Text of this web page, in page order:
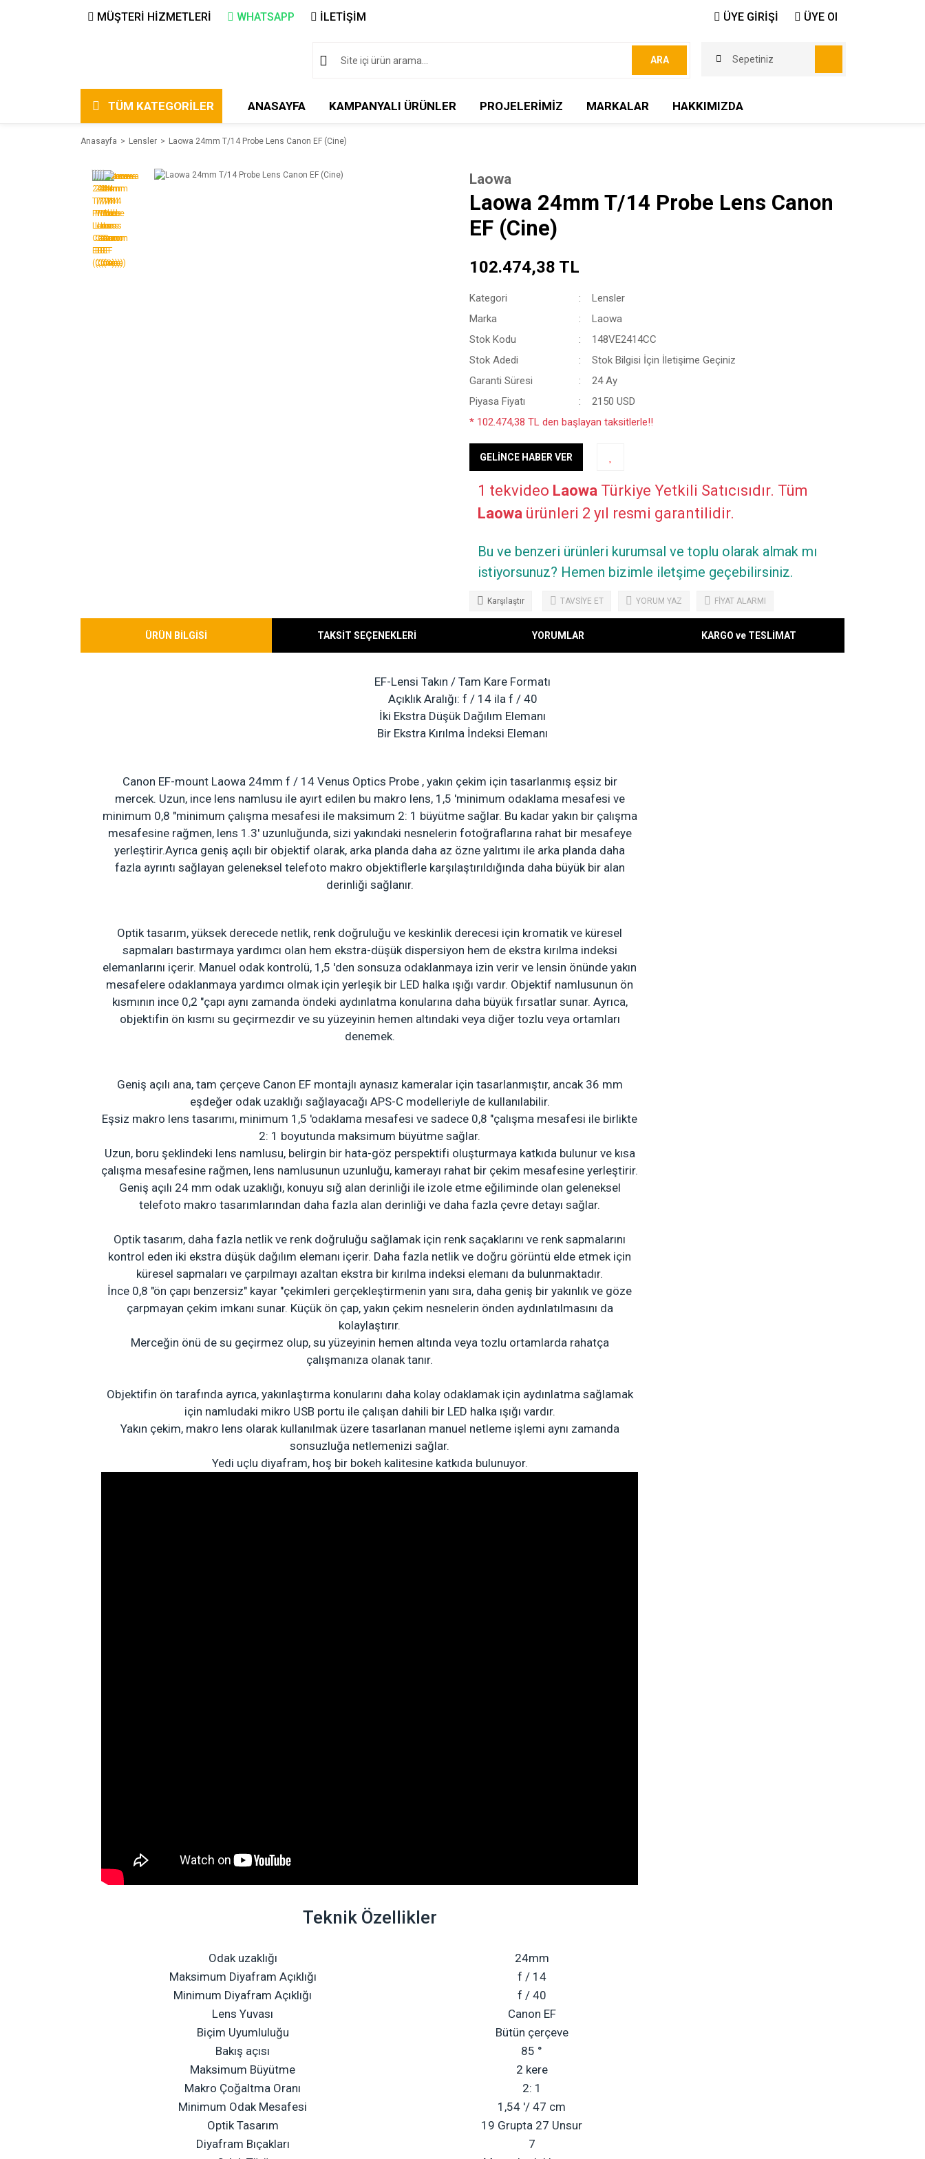
MÜŞTERİ HİZMETLERİ WHATSAPP İLETİŞİM ÜYE GİRİŞİ ÜYE Ol
ARA Sepetiniz
TÜM KATEGORİLER ANASAYFA KAMPANYALI ÜRÜNLER PROJELERİMİZ MARKALAR HAKKIMIZDA
Anasayfa Lensler Laowa 24mm T/14 Probe Lens Canon EF (Cine)
Laowa
Laowa 24mm T/14 Probe Lens Canon
EF (Cine)
102.474,38 TL
Kategori
Lensler
Marka
Laowa
Stok Kodu
148VE2414CC
Stok Adedi
Stok Bilgisi İçin İletişime Geçiniz
Garanti Süresi
24 Ay
Piyasa Fiyatı
2150 USD
* 102.474,38 TL den başlayan taksitlerle!!
GELİNCE HABER VER
1 tekvideo Laowa Türkiye Yetkili Satıcısıdır. Tüm
Laowa ürünleri 2 yıl resmi garantilidir.
Bu ve benzeri ürünleri kurumsal ve toplu olarak almak mı
istiyorsunuz? Hemen bizimle iletşime geçebilirsiniz.
Karşılaştır TAVSİYE ET YORUM YAZ FİYAT ALARMI
ÜRÜN BİLGİSİ TAKSİT SEÇENEKLERİ YORUMLAR KARGO ve TESLİMAT
EF-Lensi Takın / Tam Kare Formatı
Açıklık Aralığı: f / 14 ila f / 40
İki Ekstra Düşük Dağılım Elemanı
Bir Ekstra Kırılma İndeksi Elemanı
Canon EF-mount Laowa 24mm f / 14 Venus Optics Probe, yakın çekim için tasarlanmış eşsiz bir
mercek. Uzun, ince lens namlusu ile ayırt edilen bu makro lens, 1,5 'minimum odaklama mesafesi ve
minimum 0,8 "minimum çalışma mesafesi ile maksimum 2: 1 büyütme sağlar. Bu kadar yakın bir çalışma
mesafesine rağmen, lens 1.3' uzunluğunda, sizi yakındaki nesnelerin fotoğraflarına rahat bir mesafeye
yerleştirir.Ayrıca geniş açılı bir objektif olarak, arka planda daha az özne yalıtımı ile arka planda daha
fazla ayrıntı sağlayan geleneksel telefoto makro objektiflerle karşılaştırıldığında daha büyük bir alan
derinliği sağlanır.
Optik tasarım, yüksek derecede netlik, renk doğruluğu ve keskinlik derecesi için kromatik ve küresel
sapmaları bastırmaya yardımcı olan hem ekstra-düşük dispersiyon hem de ekstra kırılma indeksi
elemanlarını içerir. Manuel odak kontrolü, 1,5 'den sonsuza odaklanmaya izin verir ve lensin önünde yakın
mesafelere odaklanmaya yardımcı olmak için yerleşik bir LED halka ışığı vardır. Objektif namlusunun ön
kısmının ince 0,2 "çapı aynı zamanda öndeki aydınlatma konularına daha büyük fırsatlar sunar. Ayrıca,
objektifin ön kısmı su geçirmezdir ve su yüzeyinin hemen altındaki veya diğer tozlu veya ortamları
denemek.
Geniş açılı ana, tam çerçeve Canon EF montajlı aynasız kameralar için tasarlanmıştır, ancak 36 mm
eşdeğer odak uzaklığı sağlayacağı APS-C modelleriyle de kullanılabilir.
Eşsiz makro lens tasarımı, minimum 1,5 'odaklama mesafesi ve sadece 0,8 "çalışma mesafesi ile birlikte
2: 1 boyutunda maksimum büyütme sağlar.
Uzun, boru şeklindeki lens namlusu, belirgin bir hata-göz perspektifi oluşturmaya katkıda bulunur ve kısa
çalışma mesafesine rağmen, lens namlusunun uzunluğu, kamerayı rahat bir çekim mesafesine yerleştirir.
Geniş açılı 24 mm odak uzaklığı, konuyu sığ alan derinliği ile izole etme eğiliminde olan geleneksel
telefoto makro tasarımlarından daha fazla alan derinliği ve daha fazla çevre detayı sağlar.
Optik tasarım, daha fazla netlik ve renk doğruluğu sağlamak için renk saçaklarını ve renk sapmalarını
kontrol eden iki ekstra düşük dağılım elemanı içerir. Daha fazla netlik ve doğru görüntü elde etmek için
küresel sapmaları ve çarpılmayı azaltan ekstra bir kırılma indeksi elemanı da bulunmaktadır.
İnce 0,8 "ön çapı benzersiz" kayar "çekimleri gerçekleştirmenin yanı sıra, daha geniş bir yakınlık ve göze
çarpmayan çekim imkanı sunar. Küçük ön çap, yakın çekim nesnelerin önden aydınlatılmasını da
kolaylaştırır.
Merceğin önü de su geçirmez olup, su yüzeyinin hemen altında veya tozlu ortamlarda rahatça
çalışmanıza olanak tanır.
Objektifin ön tarafında ayrıca, yakınlaştırma konularını daha kolay odaklamak için aydınlatma sağlamak
için namludaki mikro USB portu ile çalışan dahili bir LED halka ışığı vardır.
Yakın çekim, makro lens olarak kullanılmak üzere tasarlanan manuel netleme işlemi aynı zamanda
sonsuzluğa netlemenizi sağlar.
Yedi uçlu diyafram, hoş bir bokeh kalitesine katkıda bulunuyor.
Teknik Özellikler
Odak uzaklığı
24mm
Maksimum Diyafram Açıklığı
f / 14
Minimum Diyafram Açıklığı
f / 40
Lens Yuvası
Canon EF
Biçim Uyumluluğu
Bütün çerçeve
Bakış açısı
85 °
Maksimum Büyütme
2 kere
Makro Çoğaltma Oranı
2: 1
Minimum Odak Mesafesi
1,54 '/ 47 cm
Optik Tasarım
19 Grupta 27 Unsur
Diyafram Bıçakları
7